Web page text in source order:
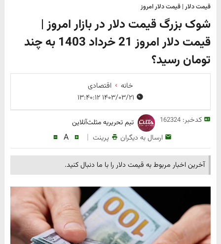
قیمت دلار | قیمت دلار امروز
شوک بزرگ قیمت دلار در بازار امروز |
قیمت دلار امروز 21 خرداد 1403 به چند
تومان رسید؟
خانه
اقتصادی
کدخبر:162324 تیم تحریریه مثلث‌آنلاین
ارسال به دیگران پرینت |
A
آخرین اخبار مربوط به قیمت دلار را با ما دنبال کنید.